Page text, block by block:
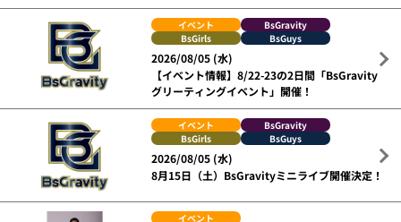
イベント
BsGravity
BsGirls
BsGuys
2026/08/05 (水)
【イベント情報】8/22-23の2日間「BsGravity
グリーティングイベント」開催！
イベント
BsGravity
BsGirls
BsGuys
2026/08/05 (水)
8月15日（土）BsGravityミニライブ開催決定！
イベント